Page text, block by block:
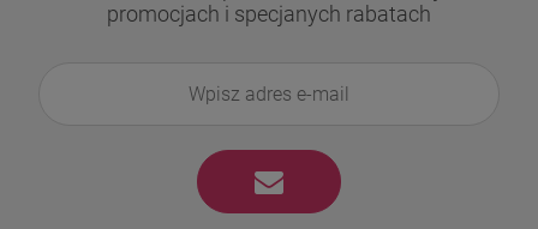
promocjach i specjanych rabatach